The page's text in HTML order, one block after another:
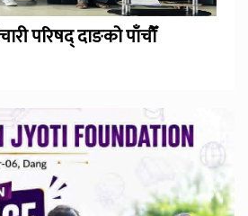
परिषद् दाङको पाँचौँ